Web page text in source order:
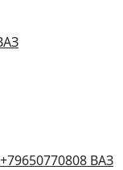
+79650770808 ВАЗ